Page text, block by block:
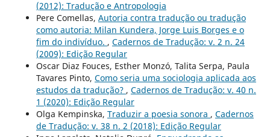
(2012): Tradução e Antropologia
Pere Comellas, Autoria contra tradução ou tradução
como autoria: Milan Kundera, Jorge Luis Borges e o
fim do indivíduo. , Cadernos de Tradução: v. 2 n. 24
(2009): Edição Regular
Oscar Diaz Fouces, Esther Monzó, Talita Serpa, Paula
Tavares Pinto, Como seria uma sociologia aplicada aos
estudos da tradução? , Cadernos de Tradução: v. 40 n.
1 (2020): Edição Regular
Olga Kempinska, Traduzir a poesia sonora , Cadernos
de Tradução: v. 38 n. 2 (2018): Edição Regular